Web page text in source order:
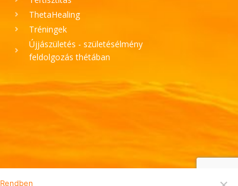
ThetaHealing
Tréningek
Újjászületés - születésélmény
feldolgozás thétában
Rendben